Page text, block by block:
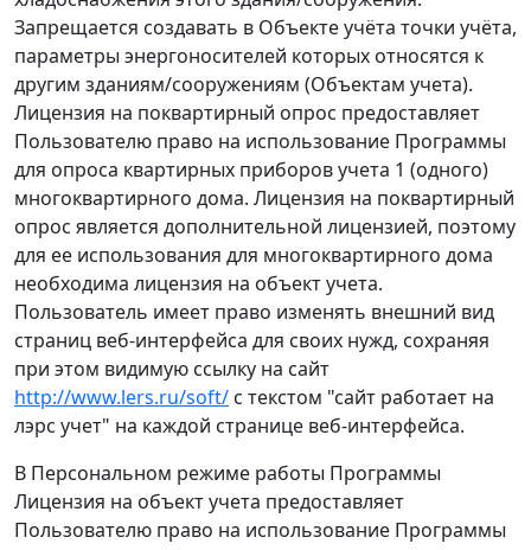
Запрещается создавать в Объекте учёта точки учёта,
параметры энергоносителей которых относятся к
другим зданиям/сооружениям (Объектам учета).
Лицензия на поквартирный опрос предоставляет
Пользователю право на использование Программы
для опроса квартирных приборов учета 1 (одного)
многоквартирного дома. Лицензия на поквартирный
опрос является дополнительной лицензией, поэтому
для ее использования для многоквартирного дома
необходима лицензия на объект учета.
Пользователь имеет право изменять внешний вид
страниц веб-интерфейса для своих нужд, сохраняя
при этом видимую ссылку на сайт
http://www.lers.ru/soft/ с текстом "сайт работает на
лэрс учет" на каждой странице веб-интерфейса.
В Персональном режиме работы Программы
Лицензия на объект учета предоставляет
Пользователю право на использование Программы